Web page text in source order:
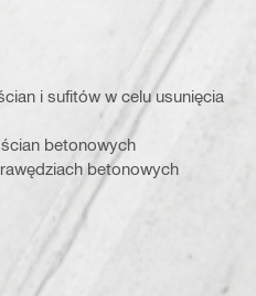
i sufitów w celu usunięcia
betonowych
betonowych